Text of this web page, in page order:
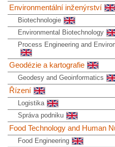
Environmentální inženýrství
Biotechnologie
Environmental Biotechnology
Process Engineering and
Geodézie a kartografie
Geodesy and Geoinformatics
Řízení
Logistika
Správa podniku
Food Technology and Human
Food Engineering